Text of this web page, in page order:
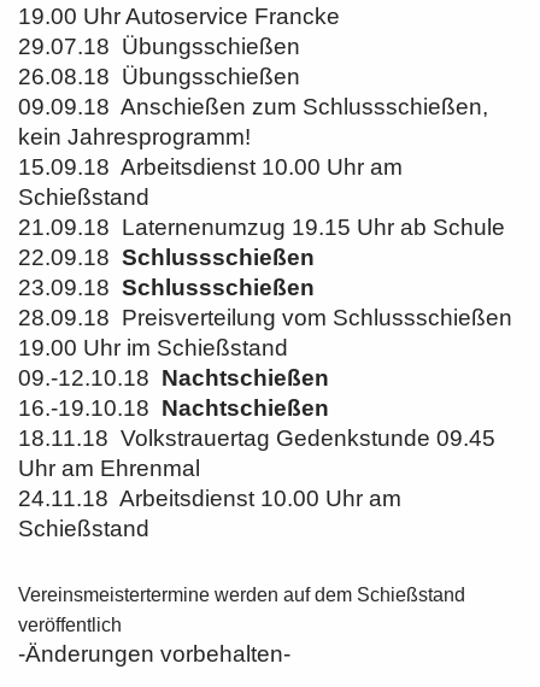
19.00 Uhr Autoservice Francke
29.07.18 Übungsschießen
26.08.18 Übungsschießen
09.09.18 Anschießen zum Schlussschießen,
kein Jahresprogramm!
15.09.18 Arbeitsdienst 10.00 Uhr am
Schießstand
21.09.18 Laternenumzug 19.15 Uhr ab Schule
22.09.18 Schlussschießen
23.09.18 Schlussschießen
28.09.18 Preisverteilung vom Schlussschießen
19.00 Uhr im Schießstand
09.-12.10.18 Nachtschießen
16.-19.10.18 Nachtschießen
18.11.18 Volkstrauertag Gedenkstunde 09.45
Uhr am Ehrenmal
24.11.18 Arbeitsdienst 10.00 Uhr am
Schießstand
Vereinsmeistertermine werden auf dem Schießstand
veröffentlich
-Änderungen vorbehalten-